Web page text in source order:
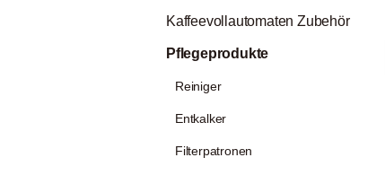
Kaffeevollautomaten Zubehör
Pflegeprodukte
Reiniger
Entkalker
Filterpatronen